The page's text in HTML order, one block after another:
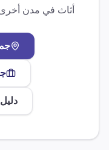
أثاث في مدن